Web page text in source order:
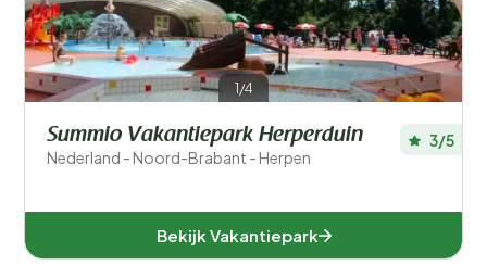
Verblijfstype
Speciale voorkeuren
In de buurt
Faciliteiten accommodatie
1/4
Summio Vakantiepark Herperduin
Nederland - Noord-Brabant - Herpen
3/5
Bekijk Vakantiepark